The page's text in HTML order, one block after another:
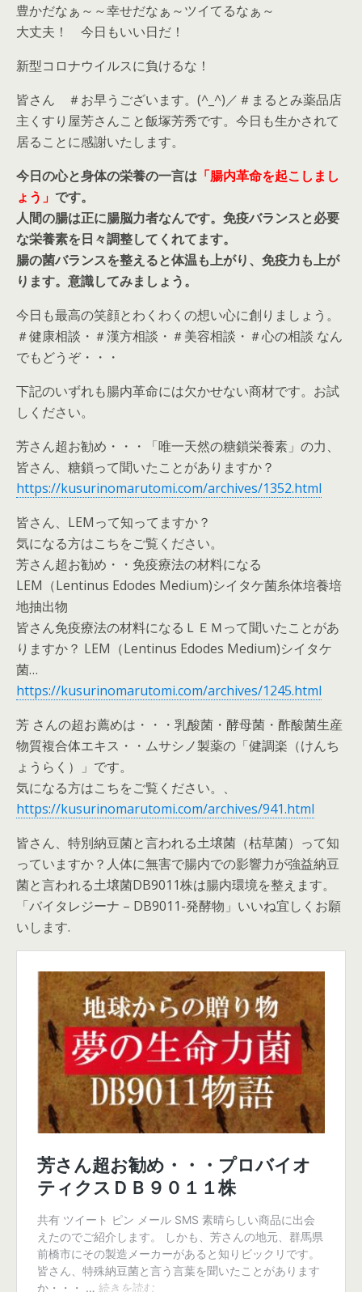
豊かだなぁ～～幸せだなぁ～ツイてるなぁ～
大丈夫！ 今日もいい日だ！
新型コロナウイルスに負けるな！
皆さん ＃お早うございます。(^_^)／＃まるとみ薬品店
主くすり屋芳さんこと飯塚芳秀です。今日も生かされて
居ることに感謝いたします。
今日の心と身体の栄養の一言は 「腸内革命を起こしまし
ょう」 です。
人間の腸は正に腸脳力者なんです。免疫バランスと必要
な栄養素を日々調整してくれてます。
腸の菌バランスを整えると体温も上がり、免疫力も上が
ります。意識してみましょう。
今日も最高の笑顔とわくわくの想い心に創りましょう。
＃健康相談・＃漢方相談・＃美容相談・＃心の相談 なん
でもどうぞ・・・
下記のいずれも腸内革命には欠かせない商材です。お試
しください。
芳さん超お勧め・・・「唯一天然の糖鎖栄養素」の力、
皆さん、糖鎖って聞いたことがありますか？
https://kusurinomarutomi.com/archives/1352.html
皆さん、LEMって知ってますか？
気になる方はこちをご覧ください。
芳さん超お勧め・・免疫療法の材料になる
LEM（Lentinus Edodes Medium)シイタケ菌糸体培養培
地抽出物
皆さん免疫療法の材料になるＬＥＭって聞いたことがあ
りますか？ LEM（Lentinus Edodes Medium)シイタケ
菌…
https://kusurinomarutomi.com/archives/1245.html
芳 さんの超お薦めは・・・乳酸菌・酵母菌・酢酸菌生産
物質複合体エキス・・ムサシノ製薬の「健調楽（けんち
ょうらく）」です。
気になる方はこちをご覧ください。、
https://kusurinomarutomi.com/archives/941.html
皆さん、特別納豆菌と言われる土壌菌（枯草菌）って知
っていますか？人体に無害で腸内での影響力が強益納豆
菌と言われる土壌菌DB9011株は腸内環境を整えます。
「バイタレジーナ – DB9011-発酵物」いいね宜しくお願
いします.